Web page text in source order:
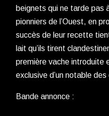
beignets qui ne tarde pas
pionniers de l’Ouest, en
succès de leur recette
lait qu’ils tirent
première vache introduite
exclusive d’un notable des
Bande annonce :